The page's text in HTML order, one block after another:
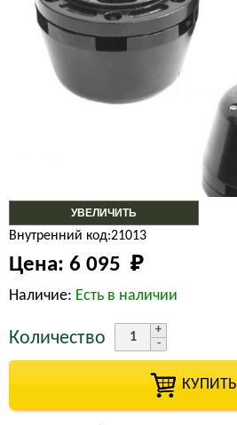
УВЕЛИЧИТЬ
Внутренний код:21013
Цена: 6 095 ₽
Наличие: Есть в наличии
Количество
КУПИТЬ